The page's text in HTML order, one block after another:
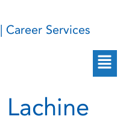
| Career Services
Lachine